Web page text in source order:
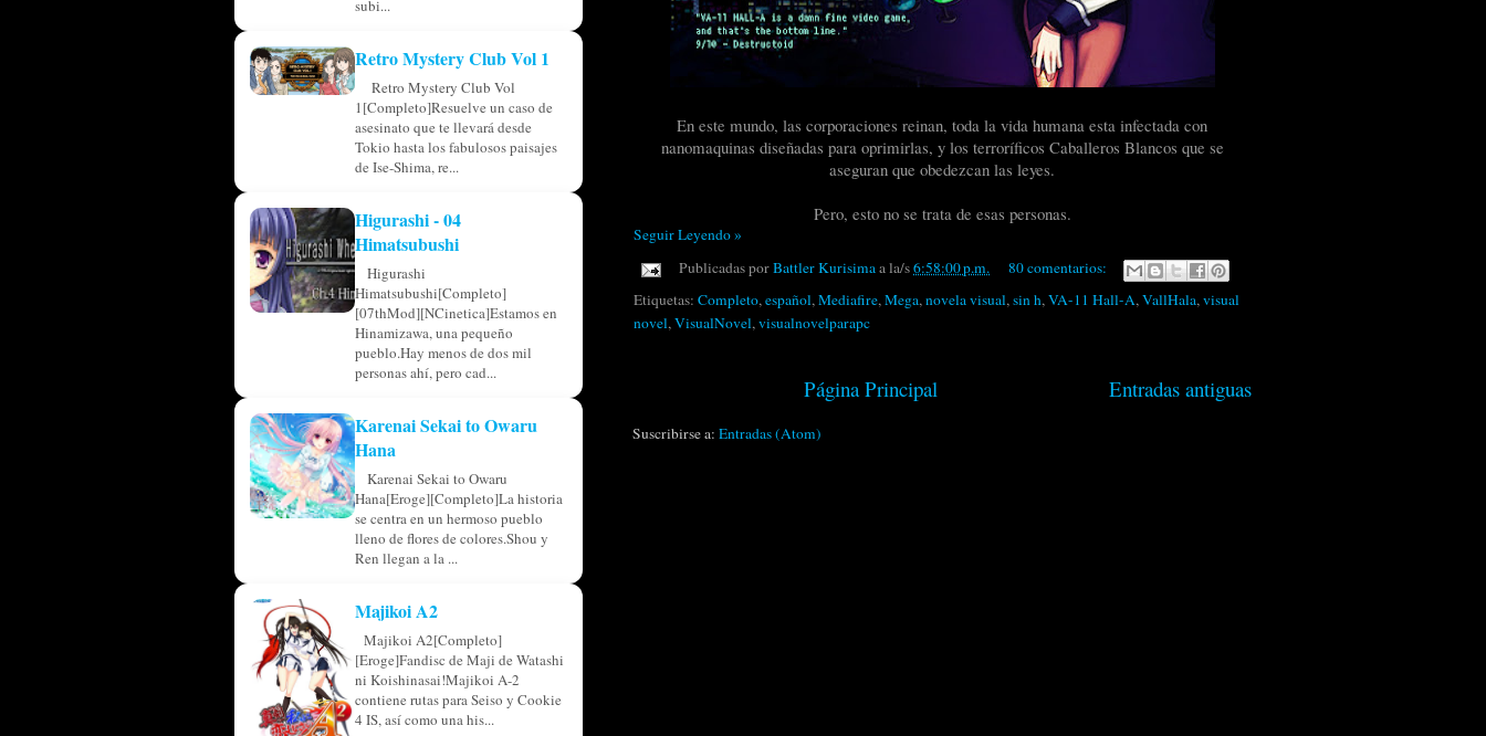
En este mundo, las corporaciones reinan, toda la vida humana esta infectada con
nanomaquinas diseñadas para oprimirlas, y los terroríficos Caballeros Blancos que se
aseguran que obedezcan las leyes.
Pero, esto no se trata de esas personas.
Seguir Leyendo »
Publicadas porBattler Kurisimaa la/s6:58:00 p.m.
80 comentarios:
Etiquetas: Completo, español, Mediafire, Mega, novela visual, sin h, VA-11 Hall-A, VallHala, visual
novel, VisualNovel, visualnovelparapc
Entradas antiguas
Página Principal
Suscribirse a: Entradas (Atom)
subi...
Retro Mystery Club Vol 1
Retro Mystery Club Vol
1[Completo]Resuelve un caso de
asesinato que te llevará desde
Tokio hasta los fabulosos paisajes
de Ise-Shima, re...
Higurashi - 04
Himatsubushi
Higurashi
Himatsubushi[Completo]
[07thMod][NCinetica]Estamos en
Hinamizawa, una pequeño
pueblo.Hay menos de dos mil
personas ahí, pero cad...
Karenai Sekai to Owaru
Hana
Karenai Sekai to Owaru
Hana[Eroge][Completo]La historia
se centra en un hermoso pueblo
lleno de flores de colores.Shou y
Ren llegan a la ...
Majikoi A2
Majikoi A2[Completo]
[Eroge]Fandisc de Maji de Watashi
ni Koishinasai!Majikoi A-2
contiene rutas para Seiso y Cookie
4 IS, así como una his...